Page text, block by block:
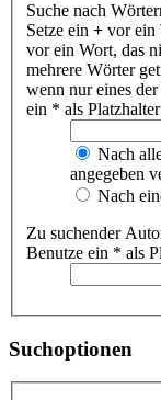
Suche nach
Setze ein + vor ein
vor ein Wort, das
mehrere Wörter
wenn nur eines
ein * als
Nach
angegeben
Nach
Zu suchender
Benutze ein * als
Suchoptionen